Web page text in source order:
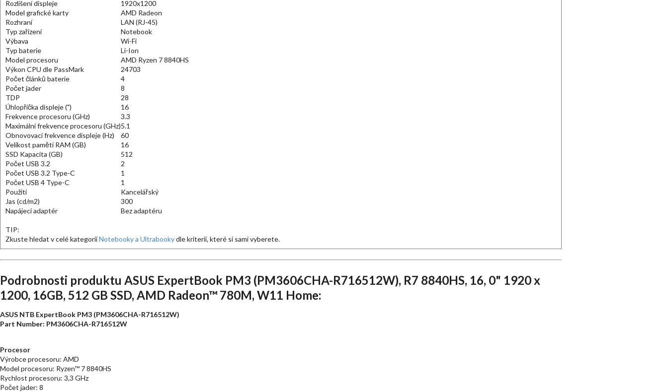
Rozlišení displeje
1920x1200
Model grafické karty
AMD Radeon
Rozhraní
LAN (RJ-45)
Typ zařízení
Notebook
Výbava
Wi-Fi
Typ baterie
Li-Ion
Model procesoru
AMD Ryzen 7 8840HS
Výkon CPU dle PassMark
24703
Počet článků baterie
4
Počet jader
8
TDP
28
Úhlopříčka displeje (")
16
Frekvence procesoru (GHz)
3.3
Maximální frekvence procesoru (GHz)5.1
Obnovovací frekvence displeje (Hz)
60
Velikost paměti RAM (GB)
16
SSD Kapacita (GB)
512
Počet USB 3.2
2
Počet USB 3.2 Type-C
1
Počet USB 4 Type-C
1
Použití
Kancelářský
Jas (cd/m2)
300
Napájecí adaptér
Bez adaptéru
TIP:
Zkuste hledat v celé kategoriiNotebooky a Ultrabookydle kriterií, které si sami vyberete.
Podrobnosti produktu ASUS ExpertBook PM3 (PM3606CHA-R716512W), R7 8840HS, 16, 0" 1920 x
1200, 16GB, 512 GB SSD, AMD Radeon™ 780M, W11 Home:
ASUS NTB ExpertBook PM3 (PM3606CHA-R716512W)
Part Number: PM3606CHA-R716512W
Procesor
Výrobce procesoru: AMD
Model procesoru: Ryzen™ 7 8840HS
Rychlost procesoru: 3,3 GHz
Počet jader: 8